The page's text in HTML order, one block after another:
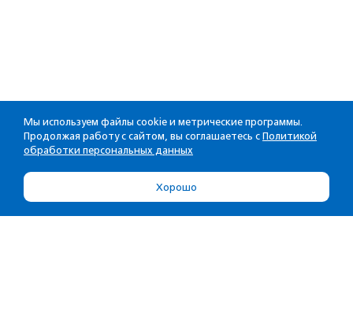
Мы используем файлы cookie и метрические программы.
Продолжая работу с сайтом, вы соглашаетесь с Политикой
обработки персональных данных
Хорошо